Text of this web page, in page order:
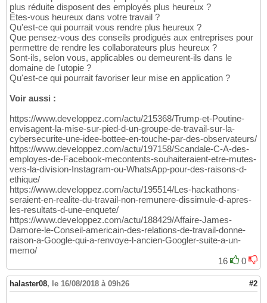
plus réduite disposent des employés plus heureux ?
Êtes-vous heureux dans votre travail ?
Qu'est-ce qui pourrait vous rendre plus heureux ?
Que pensez-vous des conseils prodigués aux entreprises pour
permettre de rendre les collaborateurs plus heureux ?
Sont-ils, selon vous, applicables ou demeurent-ils dans le
domaine de l'utopie ?
Qu'est-ce qui pourrait favoriser leur mise en application ?
Voir aussi :
https://www.developpez.com/actu/215368/Trump-et-Poutine-
envisagent-la-mise-sur-pied-d-un-groupe-de-travail-sur-la-
cybersecurite-une-idee-bottee-en-touche-par-des-observateurs/
https://www.developpez.com/actu/197158/Scandale-C-A-des-
employes-de-Facebook-mecontents-souhaiteraient-etre-mutes-
vers-la-division-Instagram-ou-WhatsApp-pour-des-raisons-d-
ethique/
https://www.developpez.com/actu/195514/Les-hackathons-
seraient-en-realite-du-travail-non-remunere-dissimule-d-apres-
les-resultats-d-une-enquete/
https://www.developpez.com/actu/188429/Affaire-James-
Damore-le-Conseil-americain-des-relations-de-travail-donne-
raison-a-Google-qui-a-renvoye-l-ancien-Googler-suite-a-un-
memo/
16
0
halaster08, le 16/08/2018 à 09h26 #2